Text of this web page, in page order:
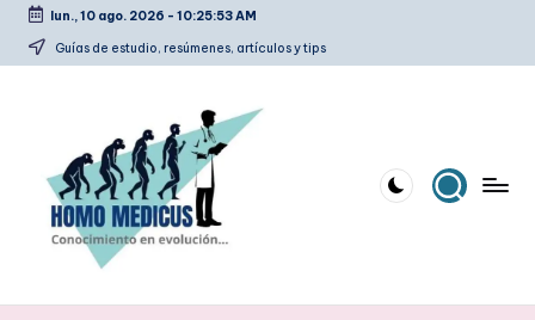
Saltar
lun., 10 ago. 2026 - 10:25:53 AM
Guías de estudio, resúmenes, artículos y tips